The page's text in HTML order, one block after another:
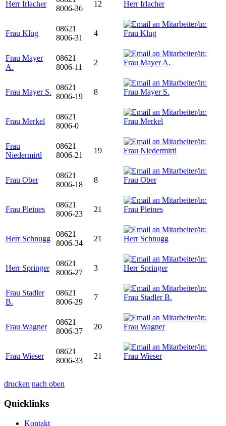
Herr Irlacher
8006-36
12
Frau Klug
08621
8006-31
4
Frau Mayer
A.
08621
8006-11
2
Frau Mayer S.
08621
8006-19
8
Frau Merkel
08621
8006-0
Frau
Niedermirtl
08621
8006-21
19
Frau Ober
08621
8006-18
8
Frau Pleines
08621
8006-23
21
Herr Schnugg
08621
8006-34
21
Herr Springer
08621
8006-27
3
Frau Stadler
B.
08621
8006-29
7
Frau Wagner
08621
8006-37
20
Frau Wieser
08621
8006-33
21
drucken nach oben
Quicklinks
Kontakt